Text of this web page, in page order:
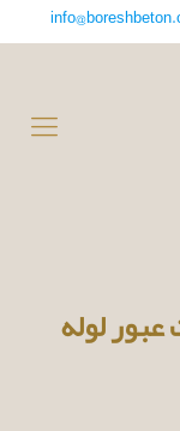
لوله